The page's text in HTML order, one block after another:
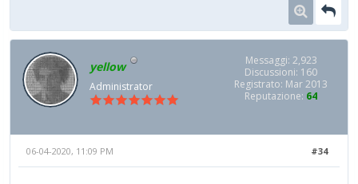
yellow
Administrator
Messaggi: 2,923
Discussioni: 160
Registrato: Mar 2013
Reputazione: 64
#34
06-04-2020, 11:09 PM